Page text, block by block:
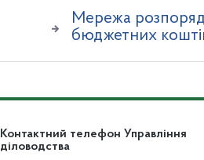
Мережа
бюджетних
Контактний телефон Управління
діловодства